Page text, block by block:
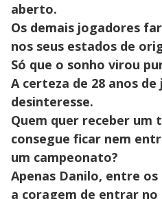
aberto.
Os demais jogadores
nos seus estados de
Só que o sonho virou
A certeza de 28 anos
desinteresse.
Quem quer receber um
consegue ficar nem
um campeonato?
Apenas Danilo, entre
a coragem de entrar no